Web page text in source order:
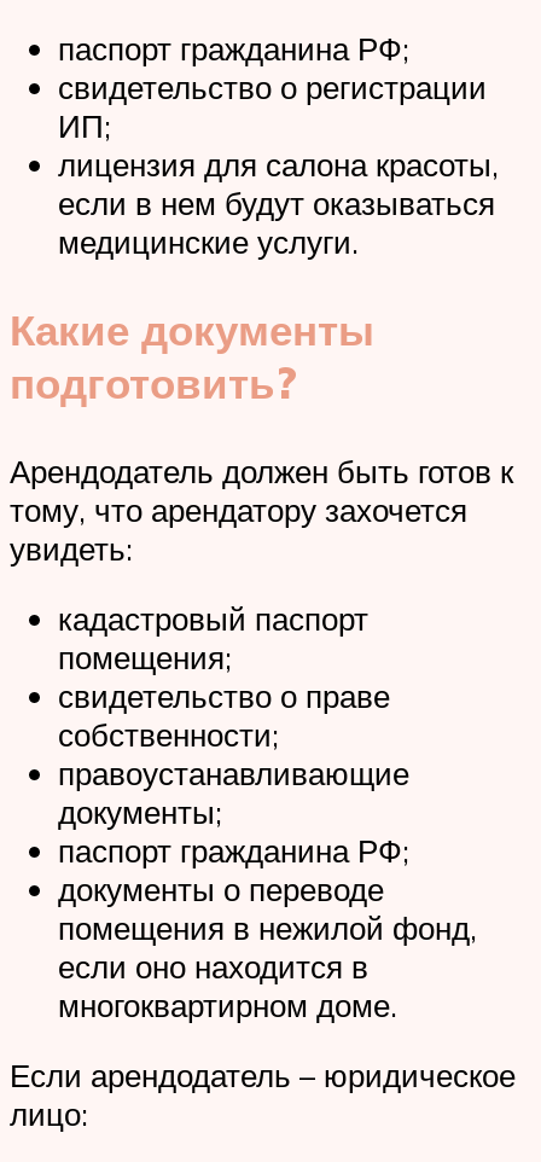
паспорт гражданина РФ;
свидетельство о регистрации
ИП;
лицензия для салона красоты,
если в нем будут оказываться
медицинские услуги.
Какие документы
подготовить?
Арендодатель должен быть готов к
тому, что арендатору захочется
увидеть:
кадастровый паспорт
помещения;
свидетельство о праве
собственности;
правоустанавливающие
документы;
паспорт гражданина РФ;
документы о переводе
помещения в нежилой фонд,
если оно находится в
многоквартирном доме.
Если арендодатель – юридическое
лицо: